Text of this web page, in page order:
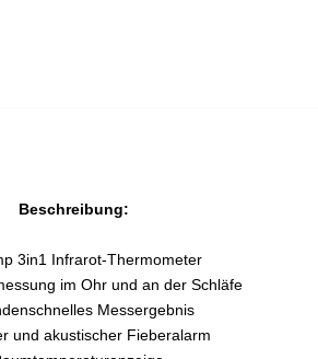
Beschreibung:
3in1 Infrarot-Thermometer
im Ohr und an der Schläfe
Messergebnis
und akustischer Fieberalarm